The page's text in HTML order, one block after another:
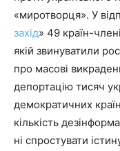
«миротворця». У
захід» 49 країн-
якій звинуватили
про масові
депортацію тисяч
демократичних
кількість
ні спростувати